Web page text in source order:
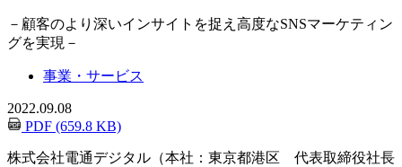
－ 顧客のより深いインサイトを捉え高度なSNSマーケティン
グを実現 －
事業・サービス
2022.09.08
PDF (659.8 KB)
株式会社電通デジタル（本社：東京都港区 代表取締役社長